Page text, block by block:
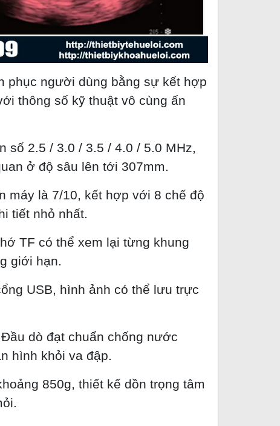
phục người dùng bằng sự kết hợp
thông số kỹ thuật vô cùng ấn
số 2.5 / 3.0 / 3.5 / 4.0 / 5.0 MHz,
ở độ sâu lên tới 307mm.
máy là 7/10, kết hợp với 8 chế độ
tiết nhỏ nhất.
TF có thể xem lại từng khung
giới hạn.
USB, hình ảnh có thể lưu trực
Đầu dò đạt chuẩn chống nước
hình khỏi va đập.
850g, thiết kế dồn trọng tâm